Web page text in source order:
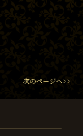
次のページへ>>